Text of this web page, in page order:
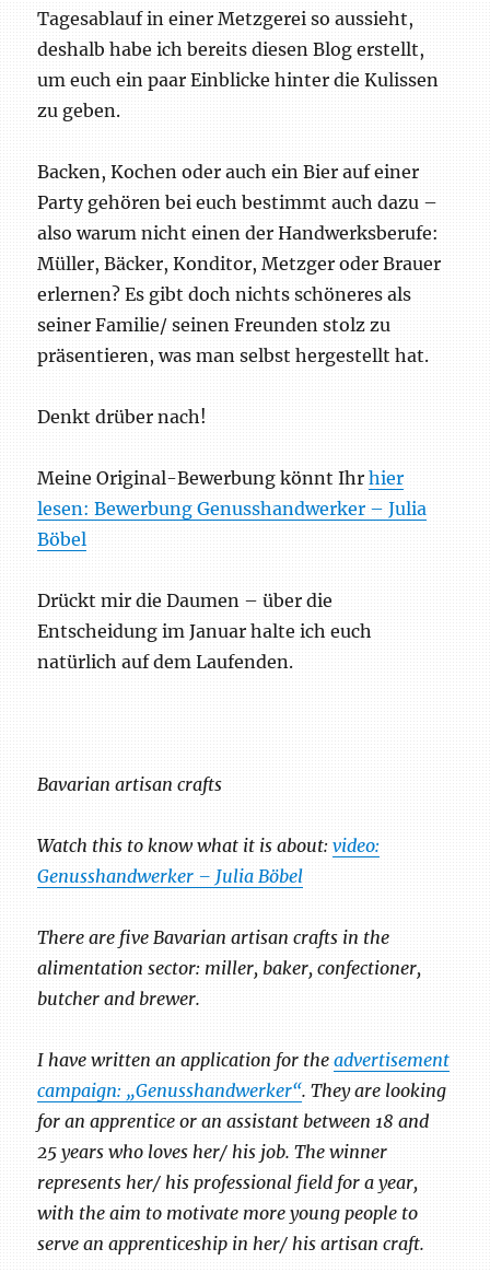
Tagesablauf in einer Metzgerei so aussieht,
deshalb habe ich bereits diesen Blog erstellt,
um euch ein paar Einblicke hinter die Kulissen
zu geben.
Backen, Kochen oder auch ein Bier auf einer
Party gehören bei euch bestimmt auch dazu –
also warum nicht einen der Handwerksberufe:
Müller, Bäcker, Konditor, Metzger oder Brauer
erlernen? Es gibt doch nichts schöneres als
seiner Familie/ seinen Freunden stolz zu
präsentieren, was man selbst hergestellt hat.
Denkt drüber nach!
Meine Original-Bewerbung könnt Ihrhier
lesen: Bewerbung Genusshandwerker – Julia
Böbel
Drückt mir die Daumen – über die
Entscheidung im Januar halte ich euch
natürlich auf dem Laufenden.
Bavarian artisan crafts
Watch this to know what it is about: video:
Genusshandwerker – Julia Böbel
There are five Bavarian artisan crafts in the
alimentation sector: miller, baker, confectioner,
butcher and brewer.
I have written an application for theadvertisement
campaign: „Genusshandwerker“. They are looking
for an apprentice or an assistant between 18 and
25 years who loves her/ his job. The winner
represents her/ his professional field for a year,
with the aim to motivate more young people to
serve an apprenticeship in her/ his artisan craft.